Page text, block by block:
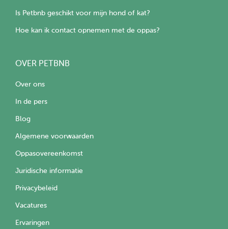
Is Petbnb geschikt voor mijn hond of kat?
Hoe kan ik contact opnemen met de oppas?
OVER PETBNB
Over ons
In de pers
Blog
Algemene voorwaarden
Oppasovereenkomst
Juridische informatie
Privacybeleid
Vacatures
Ervaringen